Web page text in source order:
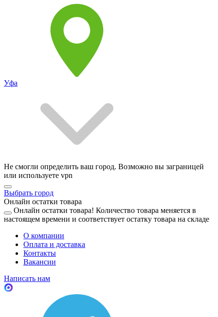
Уфа
Не смогли определить ваш город. Возможно вы заграницей
или используете vpn
Выбрать город
Онлайн остатки товара
Онлайн остатки товара! Количество товара меняется в
настоящем времени и соответствует остатку товара на складе
О компании
Оплата и доставка
Контакты
Вакансии
Написать нам